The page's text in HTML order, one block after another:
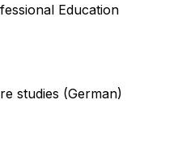
Education
studies (German)